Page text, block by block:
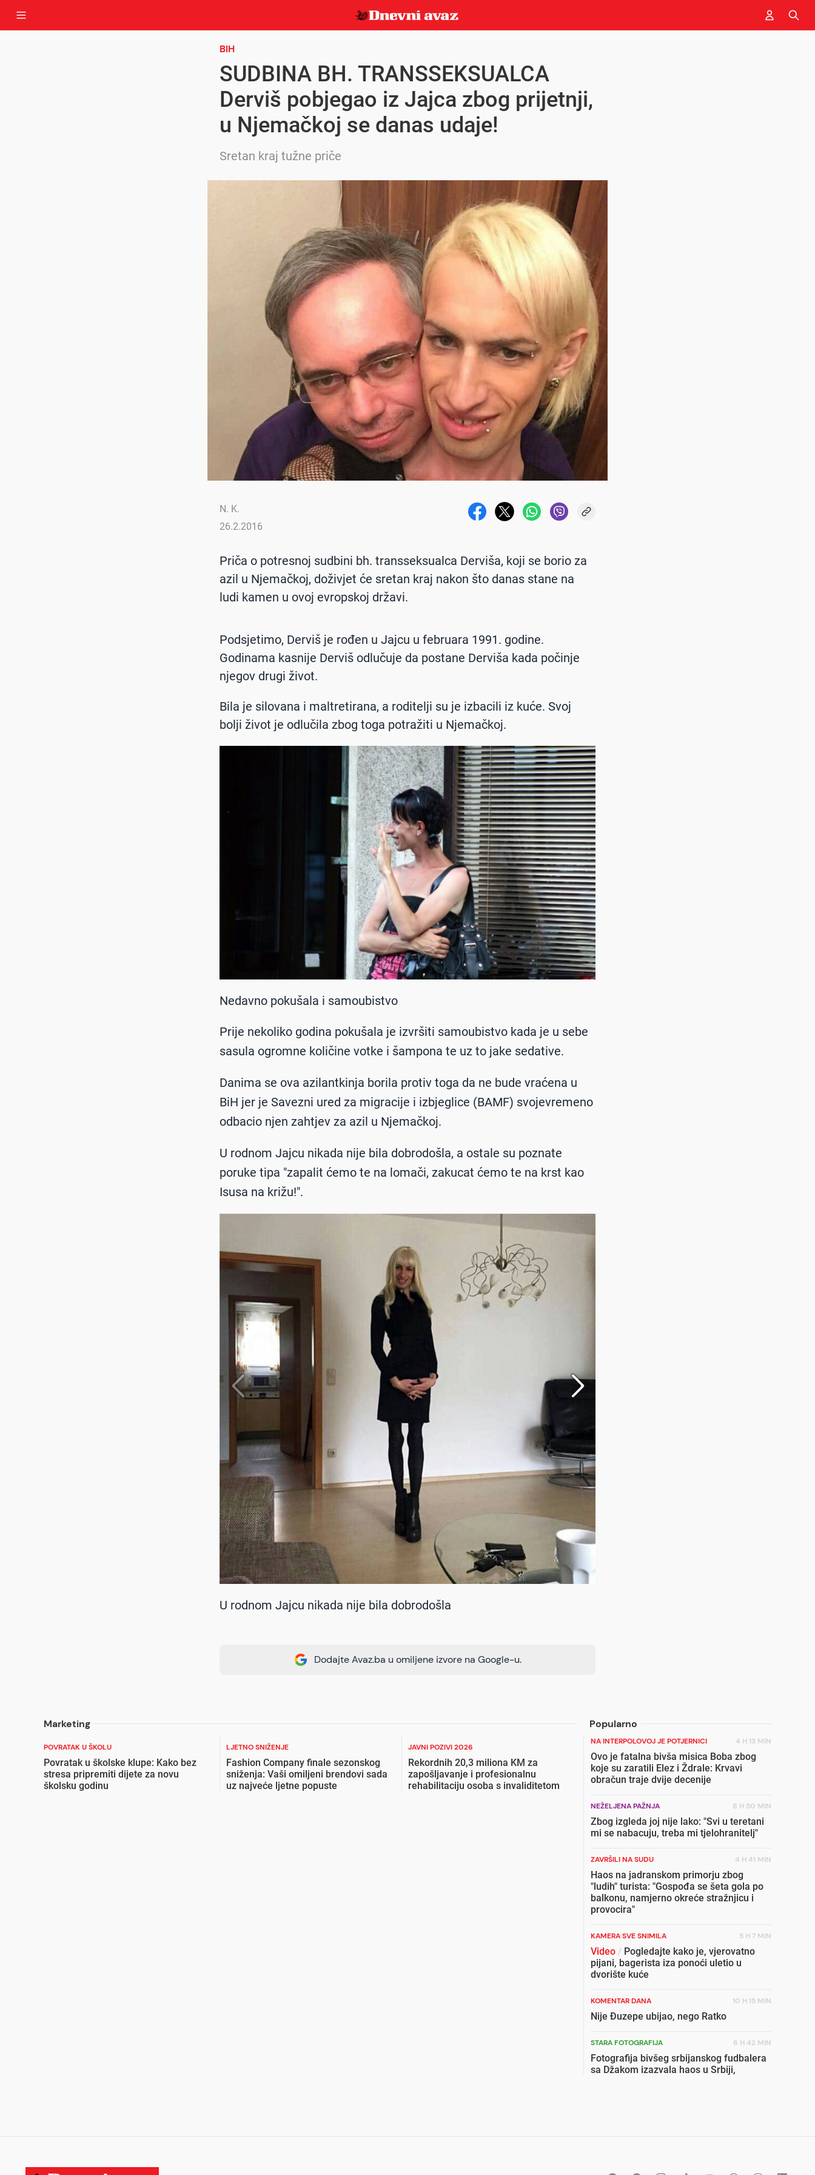
BIH
SUDBINA BH. TRANSSEKSUALCA
Derviš pobjegao iz Jajca zbog prijetnji,
u Njemačkoj se danas udaje!
Sretan kraj tužne priče
N. K.
26.2.2016
Priča o potresnoj sudbini bh. transseksualca Derviša, koji se borio za
azil u Njemačkoj, doživjet će sretan kraj nakon što danas stane na
ludi kamen u ovoj evropskoj državi.
Podsjetimo, Derviš je rođen u Jajcu u februara 1991. godine.
Godinama kasnije Derviš odlučuje da postane Derviša kada počinje
njegov drugi život.
Bila je silovana i maltretirana, a roditelji su je izbacili iz kuće. Svoj
bolji život je odlučila zbog toga potražiti u Njemačkoj.
Nedavno pokušala i samoubistvo
Prije nekoliko godina pokušala je izvršiti samoubistvo kada je u sebe
sasula ogromne količine votke i šampona te uz to jake sedative.
Danima se ova azilantkinja borila protiv toga da ne bude vraćena u
BiH jer je Savezni ured za migracije i izbjeglice (BAMF) svojevremeno
odbacio njen zahtjev za azil u Njemačkoj.
U rodnom Jajcu nikada nije bila dobrodošla, a ostale su poznate
poruke tipa "zapalit ćemo te na lomači, zakucat ćemo te na krst kao
Isusa na križu!".
U rodnom Jajcu nikada nije bila dobrodošla
Dodajte Avaz.ba u omiljene izvore na Google-u.
Marketing Popularno
POVRATAK U ŠKOLU
Povratak u školske klupe: Kako bez
stresa pripremiti dijete za novu
školsku godinu
LJETNO SNIŽENJE
Fashion Company finale sezonskog
sniženja: Vaši omiljeni brendovi sada
uz najveće ljetne popuste
JAVNI POZIVI 2026
Rekordnih 20,3 miliona KM za
zapošljavanje i profesionalnu
rehabilitaciju osoba s invaliditetom
NA INTERPOLOVOJ JE POTJERNICI 4 H 13 MIN
Ovo je fatalna bivša misica Boba zbog
koje su zaratili Elez i Ždrale: Krvavi
obračun traje dvije decenije
NEŽELJENA PAŽNJA 8 H 50 MIN
Zbog izgleda joj nije lako: "Svi u teretani
mi se nabacuju, treba mi tjelohranitelj"
ZAVRŠILI NA SUDU 4 H 41 MIN
Haos na jadranskom primorju zbog
"ludih" turista: "Gospođa se šeta gola po
balkonu, namjerno okreće stražnjicu i
provocira"
KAMERA SVE SNIMILA 5 H 7 MIN
Video / Pogledajte kako je, vjerovatno
pijani, bagerista iza ponoći uletio u
dvorište kuće
KOMENTAR DANA 10 H 15 MIN
Nije Đuzepe ubijao, nego Ratko
STARA FOTOGRAFIJA 6 H 42 MIN
Fotografija bivšeg srbijanskog fudbalera
sa Džakom izazvala haos u Srbiji,